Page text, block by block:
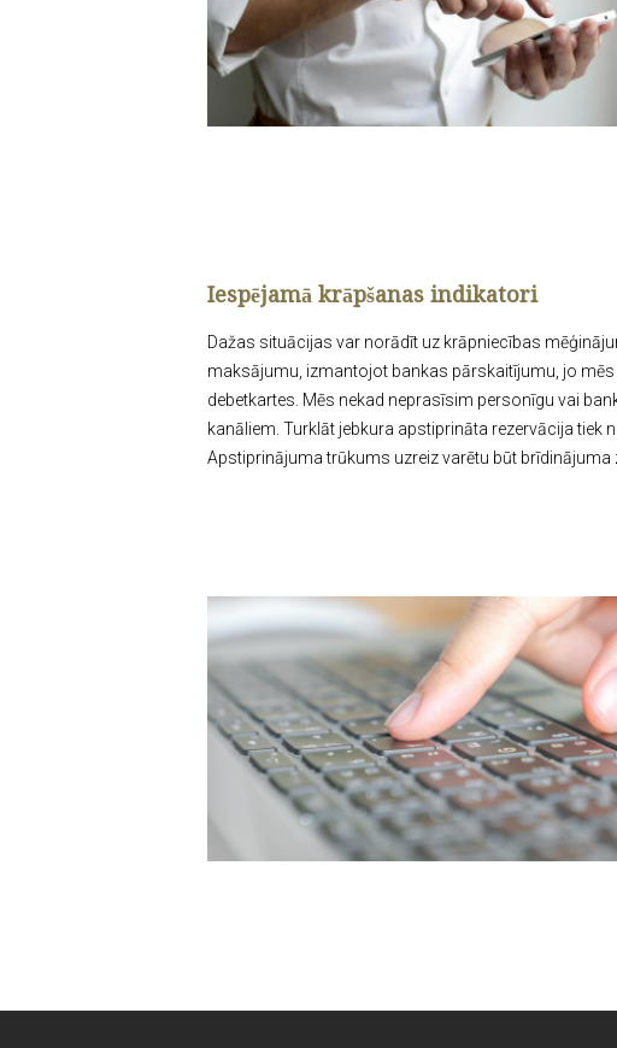
Iespējamā krāpšanas indikatori
Dažas situācijas var norādīt uz krāpniecības
maksājumu, izmantojot bankas pārskaitījumu, jo
debetkartes. Mēs nekad neprasīsim personīgu vai
kanāliem. Turklāt jebkura apstiprināta rezervācija tiek
Apstiprinājuma trūkums uzreiz varētu būt brīdinājuma